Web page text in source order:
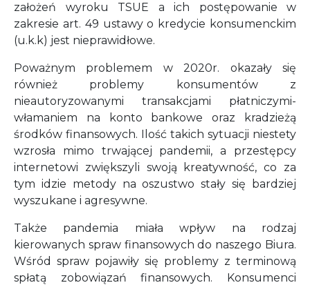
założeń wyroku TSUE a ich postępowanie w
zakresie art. 49 ustawy o kredycie konsumenckim
(u.k.k) jest nieprawidłowe.
Poważnym problemem w 2020r. okazały się
również problemy konsumentów z
nieautoryzowanymi transakcjami płatniczymi-
włamaniem na konto bankowe oraz kradzieżą
środków finansowych. Ilość takich sytuacji niestety
wzrosła mimo trwającej pandemii, a przestępcy
internetowi zwiększyli swoją kreatywność, co za
tym idzie metody na oszustwo stały się bardziej
wyszukane i agresywne.
Także pandemia miała wpływ na rodzaj
kierowanych spraw finansowych do naszego Biura.
Wśród spraw pojawiły się problemy z terminową
spłatą zobowiązań finansowych. Konsumenci